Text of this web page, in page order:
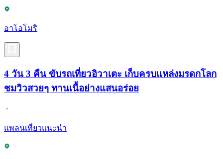
อาโอโมริ
4 วัน 3 คืน ขับรถเที่ยวอิวาเตะ เก็บครบแหล่งมรดกโลก
ชมวิวสวยๆ ทานเนื้อย่างแสนอร่อย
แพลนเที่ยวแนะนำ